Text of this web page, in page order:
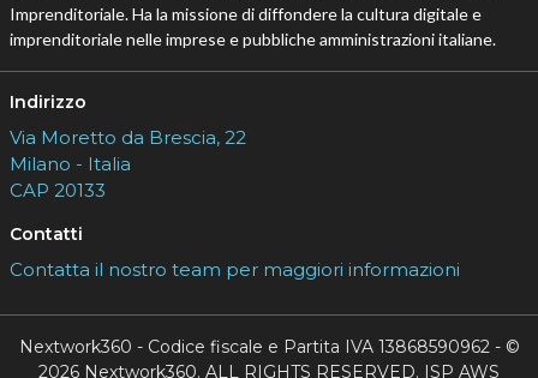
Imprenditoriale. Ha la missione di diffondere la cultura digitale e
imprenditoriale nelle imprese e pubbliche amministrazioni italiane.
Indirizzo
Via Moretto da Brescia, 22
Milano - Italia
CAP 20133
Contatti
Contatta il nostro team per maggiori informazioni
Nextwork360 - Codice fiscale e Partita IVA 13868590962 - ©
2026 Nextwork360. ALL RIGHTS RESERVED. ISP AWS